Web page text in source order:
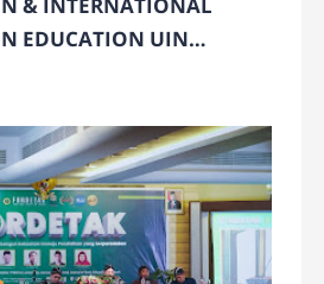
& INTERNATIONAL
EDUCATION UIN
SAIFUDDIN JAMBI